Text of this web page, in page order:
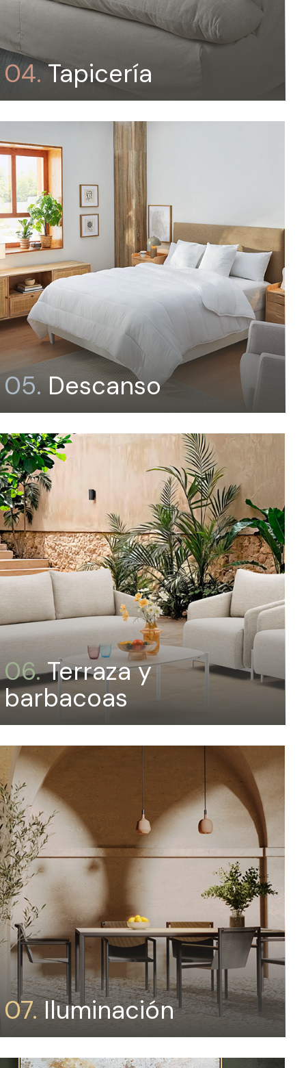
04.Tapicería
05.Descanso
06.Terraza y
barbacoas
07.Iluminación